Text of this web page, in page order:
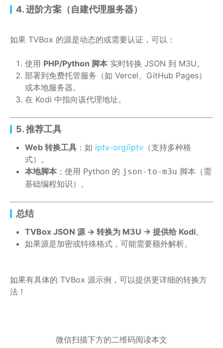
4. 进阶方案（自建代理服务器）
如果 TVBox 的源是动态的或需要认证，可以：
使用 PHP/Python 脚本 实时转换 JSON 到 M3U。
部署到免费托管服务（如 Vercel、GitHub Pages）
或本地服务器。
在 Kodi 中指向该代理地址。
5. 推荐工具
Web 转换工具 ：如 iptv-org/iptv （支持多种格
式）。
本地脚本 ：使用 Python 的 json-to-m3u 脚本（需
基础编程知识）。
总结
TVBox JSON 源 → 转换为 M3U → 提供给 Kodi。
如果源是加密或特殊格式，可能需要额外解析。
如果有具体的 TVBox 源示例，可以提供更详细的转换方
法！
微信扫描下方的二维码阅读本文